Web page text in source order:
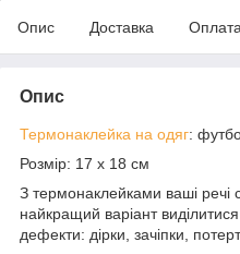
Опис Доставка Оплата
Опис
Термонаклейка на одяг:
Розмір: 17 х 18 см
З термонаклейками ваші речі
найкращий варіант
дефекти: дірки, зачіпки,